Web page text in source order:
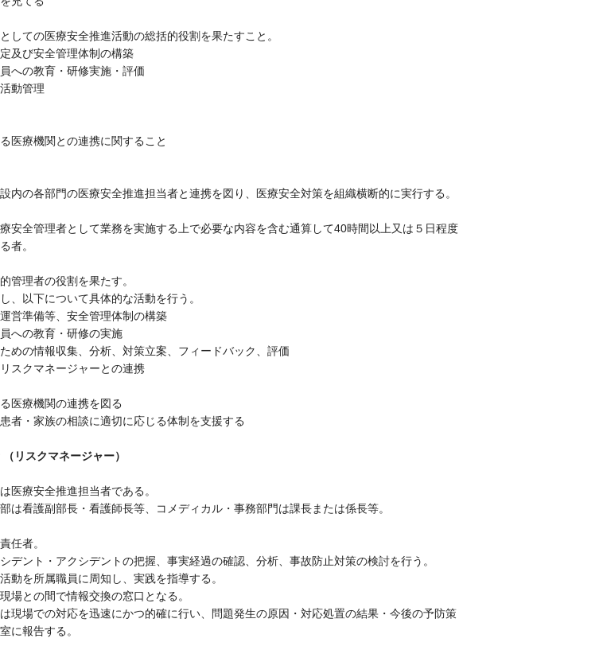
しての医療安全推進活動の総括的役割を果たすこと。
び安全管理体制の構築
の教育・研修実施・評価
動管理
療機関との連携に関すること
内の各部門の医療安全推進担当者と連携を図り、医療安全対策を組織横断的に実行する。
安全管理者として業務を実施する上で必要な内容を含む通算して40時間以上又は５日程度
者。
管理者の役割を果たす。
、以下について具体的な活動を行う。
準備等、安全管理体制の構築
への教育・研修の実施
の情報収集、分析、対策立案、フィードバック、評価
クマネージャーとの連携
療機関の連携を図る
・家族の相談に適切に応じる体制を支援する
リスクマネージャー）
医療安全推進担当者である。
は看護副部長・看護師長等、コメディカル・事務部門は課長または係長等。
任者。
ント・アクシデントの把握、事実経過の確認、分析、事故防止対策の検討を行う。
を所属職員に周知し、実践を指導する。
との間で情報交換の窓口となる。
場での対応を迅速にかつ的確に行い、問題発生の原因・対応処置の結果・今後の予防策
に報告する。